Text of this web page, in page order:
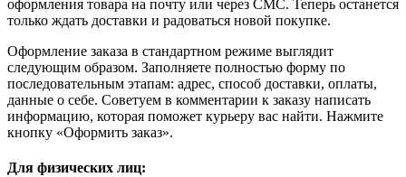
оформления товара на почту или через СМС. Теперь останется
только ждать доставки и радоваться новой покупке.
Оформление заказа в стандартном режиме выглядит
следующим образом. Заполняете полностью форму по
последовательным этапам: адрес, способ доставки, оплаты,
данные о себе. Советуем в комментарии к заказу написать
информацию, которая поможет курьеру вас найти. Нажмите
кнопку «Оформить заказ».
Для физических лиц: